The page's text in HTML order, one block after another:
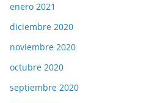
enero 2021
diciembre 2020
noviembre 2020
octubre 2020
septiembre 2020